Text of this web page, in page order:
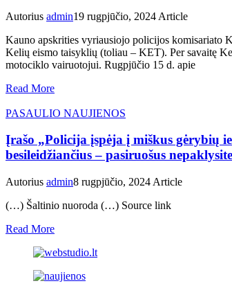
Autorius admin19 rugpjūčio, 2024 Article
Kauno apskrities vyriausiojo policijos komisariato
Kelių eismo taisyklių (toliau – KET). Per savaitę
motociklo vairuotojui. Rugpjūčio 15 d. apie
Read More
PASAULIO NAUJIENOS
Įrašo „Policija įspėja į miškus gėrybių
besileidžiančius – pasiruošus
Autorius admin8 rugpjūčio, 2024 Article
(…) Šaltinio nuoroda (…) Source link
Read More